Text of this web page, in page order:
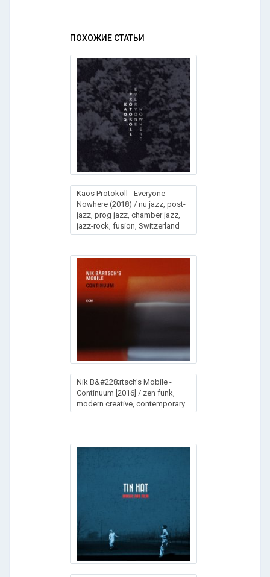
ПОХОЖИЕ СТАТЬИ
Kaos Protokoll - Everyone
Nowhere (2018) / nu jazz, post-
jazz, prog jazz, chamber jazz,
jazz-rock, fusion, Switzerland
Nik B&#228;rtsch's Mobile -
Continuum [2016] / zen funk,
modern creative, contemporary